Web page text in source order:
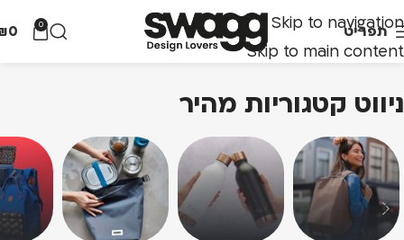
Skip to navigation
Skip to main content
תפריט 0
0
ניווט קטגוריות מהיר